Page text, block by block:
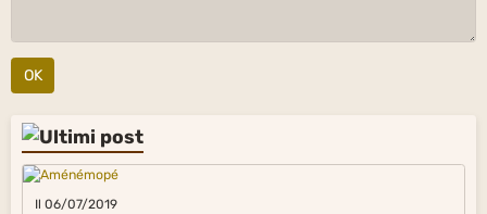
OK
Il 06/07/2019